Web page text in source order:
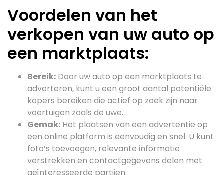
Voordelen van het
verkopen van uw auto op
een marktplaats:
Bereik: Door uw auto op een marktplaats te
adverteren, kunt u een groot aantal potentiële
kopers bereiken die actief op zoek zijn naar
voertuigen zoals de uwe.
Gemak: Het plaatsen van een advertentie op
een online platform is eenvoudig en snel. U kunt
foto’s toevoegen, relevante informatie
verstrekken en contactgegevens delen met